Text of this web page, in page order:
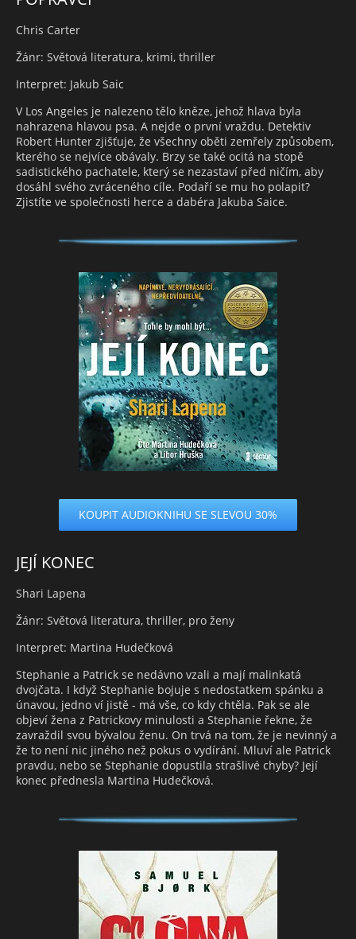
Chris Carter
Žánr: Světová literatura, krimi, thriller
Interpret: Jakub Saic
V Los Angeles je nalezeno tělo kněze, jehož hlava byla
nahrazena hlavou psa. A nejde o první vraždu. Detektiv
Robert Hunter zjišťuje, že všechny oběti zemřely způsobem,
kterého se nejvíce obávaly. Brzy se také ocitá na stopě
sadistického pachatele, který se nezastaví před ničím, aby
dosáhl svého zvráceného cíle. Podaří se mu ho polapit?
Zjistíte ve společnosti herce a dabéra Jakuba Saice.
KOUPIT AUDIOKNIHU SE SLEVOU 30%
JEJÍ KONEC
Shari Lapena
Žánr: Světová literatura, thriller, pro ženy
Interpret: Martina Hudečková
Stephanie a Patrick se nedávno vzali a mají malinkatá
dvojčata. I když Stephanie bojuje s nedostatkem spánku a
únavou, jedno ví jistě - má vše, co kdy chtěla. Pak se ale
objeví žena z Patrickovy minulosti a Stephanie řekne, že
zavraždil svou bývalou ženu. On trvá na tom, že je nevinný a
že to není nic jiného než pokus o vydírání. Mluví ale Patrick
pravdu, nebo se Stephanie dopustila strašlivé chyby? Její
konec přednesla Martina Hudečková.